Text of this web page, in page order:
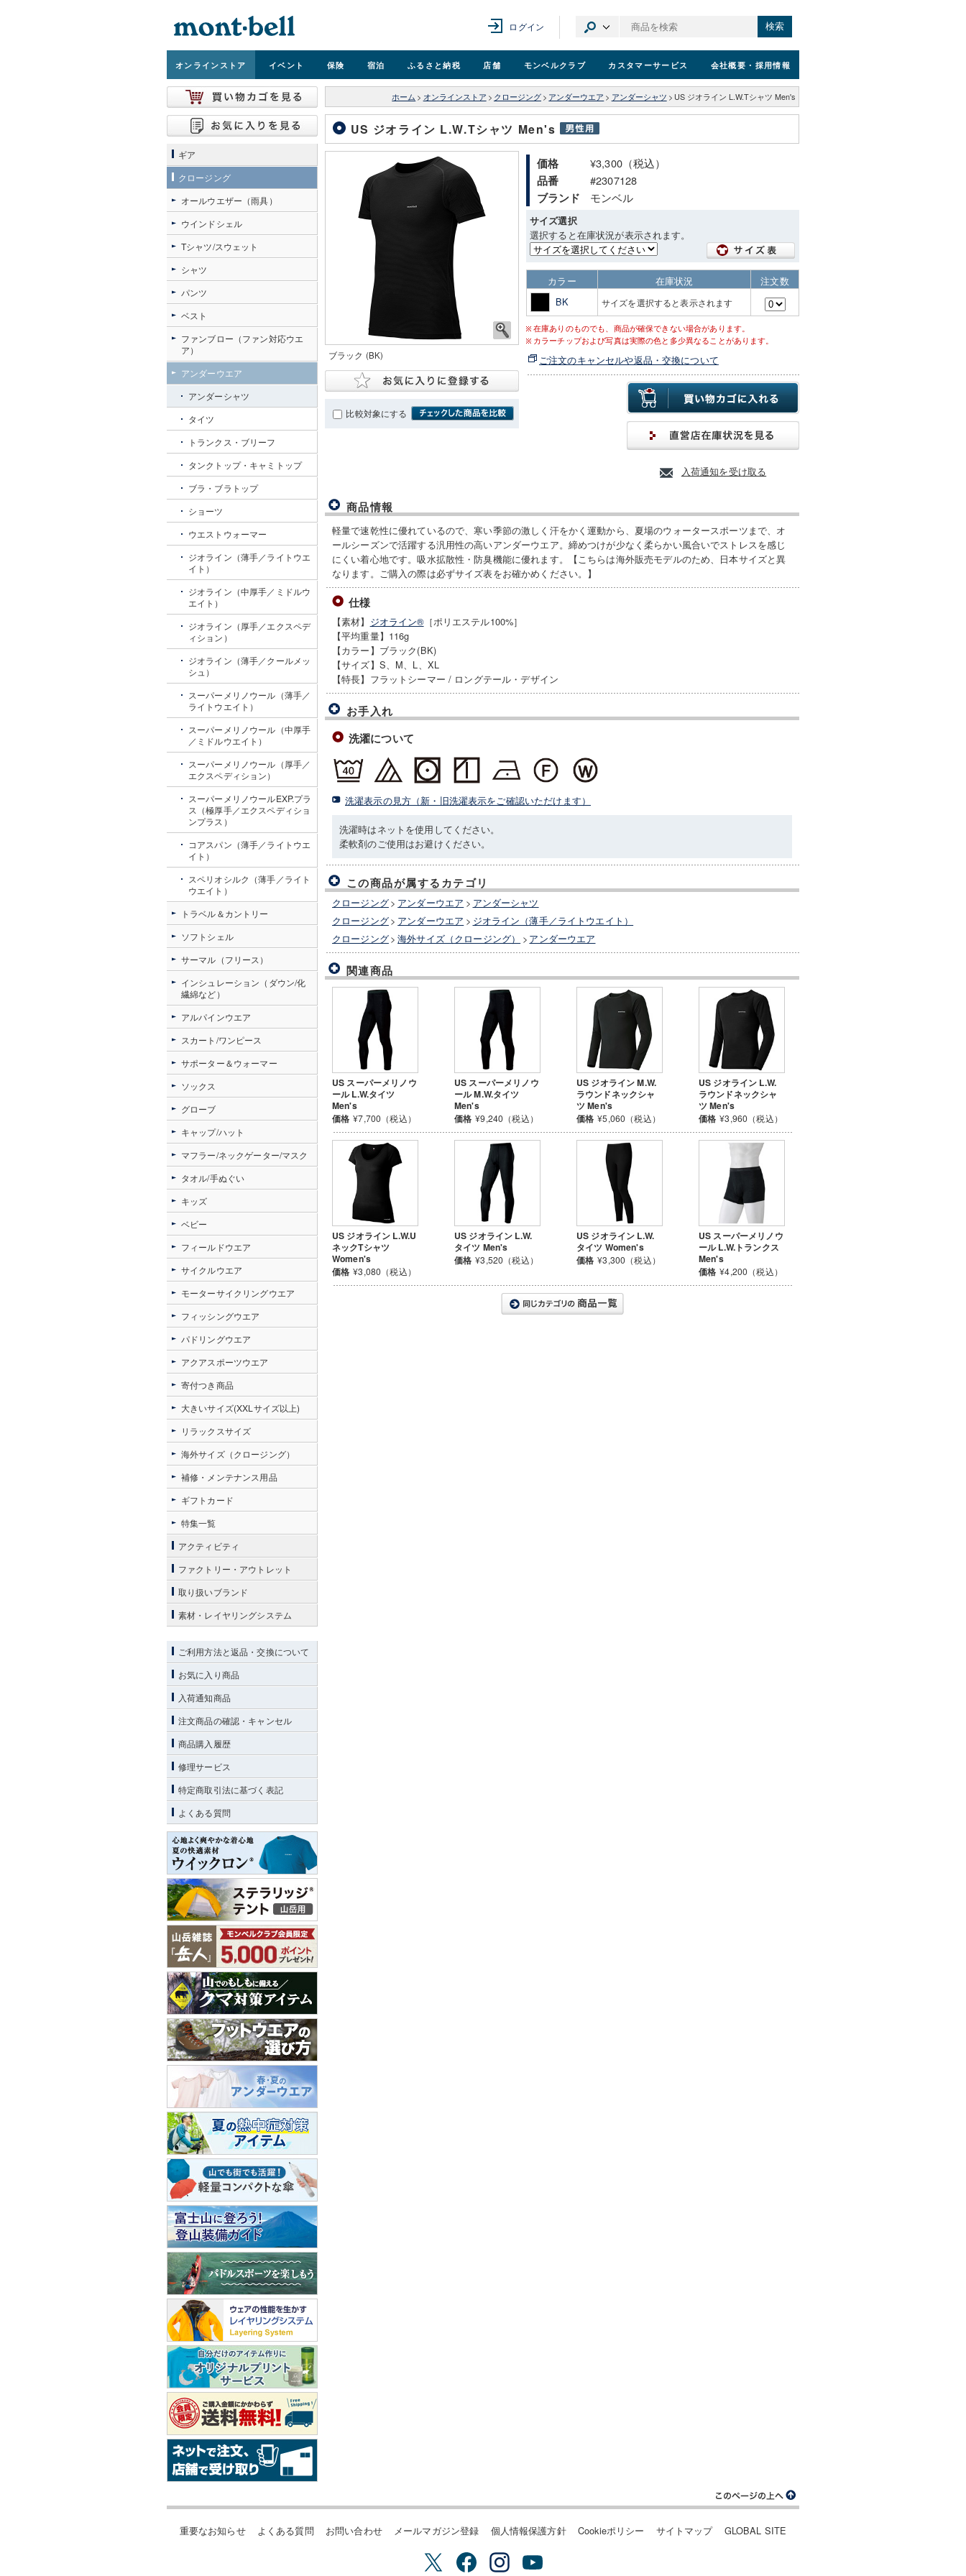
ログイン 検索
オンラインストア イベント 保険 宿泊 ふるさと納税 店舗 モンベルクラブ カスタマーサービス 会社概要 ・採用情報
ホーム > オンラインストア > クロージング > アンダーウエア > アンダーシャツ > US ジオライン L.W.Tシャツ Men's
US ジオライン L.W.Tシャツ Men's
ブラック (BK)
比較対象にする
価格 ¥3,300（税込）
品番 #2307128
ブランド モンベル
サイズ選択
選択すると在庫状況が表示されます。
カラー 在庫状況
注文数
BK
サイズを選択すると表示されます
在庫ありのものでも、商品が確保できない場合があります。
カラーチップおよび写真は実際の色と多少異なることがあります。
ご注文のキャンセルや返品・交換について
入荷通知を受け取る
商品情報
軽量で速乾性に優れているので、寒い季節の激しく汗をかく運動から、夏場のウォータースポーツまで、オ
ールシーズンで活躍する汎用性の高いアンダーウエア。締めつけが少なく柔らかい風合いでストレスを感じ
にくい着心地です。吸水拡散性・防臭機能に優れます。【こちらは海外販売モデルのため、日本サイズと異
なります。ご購入の際は必ずサイズ表をお確かめください。】
仕様
【素材】 ジオライン®［ポリエステル100%］
【平均重量】116g
【カラー】ブラック(BK)
【サイズ】S、M、L、XL
【特長】フラットシーマー / ロングテール・デザイン
お手入れ
洗濯について
洗濯表示の見方（新・旧洗濯表示をご確認いただけます）
洗濯時はネットを使用してください。
柔軟剤のご使用はお避けください。
この商品が属するカテゴリ
クロージング> アンダーウエア > アンダーシャツ
クロージング> アンダーウエア > ジオライン（薄手／ライトウエイト）
クロージング> 海外サイズ（クロージング） > アンダーウエア
関連商品
US スーパーメリノウ
ール L.W.タイツ
Men's
価格 ¥7,700（税込）
US スーパーメリノウ
ール M.W.タイツ
Men's
価格 ¥9,240（税込）
US ジオライン M.W.
ラウンドネックシャ
ツ Men's
価格 ¥5,060（税込）
US ジオライン L.W.
ラウンドネックシャ
ツ Men's
価格 ¥3,960（税込）
US ジオライン L.W.U
ネックTシャツ
Women's
価格 ¥3,080（税込）
US ジオライン L.W.
タイツ Men's
価格 ¥3,520（税込）
US ジオライン L.W.
タイツ Women's
価格 ¥3,300（税込）
US スーパーメリノウ
ール L.W.トランクス
Men's
価格 ¥4,200（税込）
ギア
クロージング
オールウエザー（雨具）
ウインドシェル
Tシャツ/スウェット
シャツ
パンツ
ベスト
ファンブロー（ファン対応ウエ
ア）
アンダーウエア
アンダーシャツ
タイツ
トランクス・ブリーフ
タンクトップ・キャミトップ
ブラ・ブラトップ
ショーツ
ウエストウォーマー
ジオライン（薄手／ライトウエ
イト）
ジオライン（中厚手／ミドルウ
エイト）
ジオライン（厚手／エクスペデ
ィション）
ジオライン（薄手／クールメッ
シュ）
スーパーメリノウール（薄手／
ライトウエイト）
スーパーメリノウール（中厚手
／ミドルウエイト）
スーパーメリノウール（厚手／
エクスペディション）
スーパーメリノウールEXP.プラ
ス（極厚手／エクスペディショ
ンプラス）
コアスパン（薄手／ライトウエ
イト）
スペリオシルク（薄手／ライト
ウエイト）
トラベル＆カントリー
ソフトシェル
サーマル（フリース）
インシュレーション（ダウン/化
繊綿など）
アルパインウエア
スカート/ワンピース
サポーター＆ウォーマー
ソックス
グローブ
キャップ/ハット
マフラー/ネックゲーター/マスク
タオル/手ぬぐい
キッズ
ベビー
フィールドウエア
サイクルウエア
モーターサイクリングウエア
フィッシングウエア
パドリングウエア
アクアスポーツウエア
寄付つき商品
大きいサイズ(XXLサイズ以上)
リラックスサイズ
海外サイズ（クロージング）
補修・メンテナンス用品
ギフトカード
特集一覧
アクティビティ
ファクトリー・アウトレット
取り扱いブランド
素材・レイヤリングシステム
ご利用方法と返品・交換について
お気に入り商品
入荷通知商品
注文商品の確認・キャンセル
商品購入履歴
修理サービス
特定商取引法に基づく表記
よくある質問
重要なお知らせ よくある質問 お問い合わせ メールマガジン登録 個人情報保護方針 Cookieポリシー サイトマップ GLOBAL SITE